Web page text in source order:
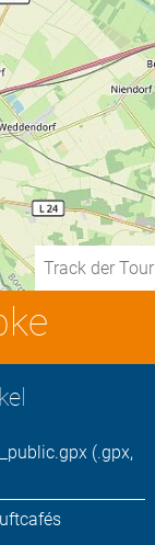
Track der Tour
(.gpx,